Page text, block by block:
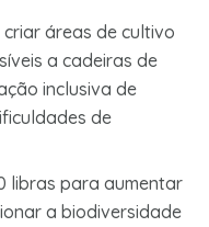
criar áreas de cultivo
a cadeiras de
inclusiva de
de
libras para aumentar
a biodiversidade